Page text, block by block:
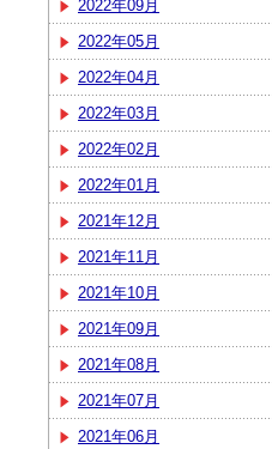
2022年09月
2022年05月
2022年04月
2022年03月
2022年02月
2022年01月
2021年12月
2021年11月
2021年10月
2021年09月
2021年08月
2021年07月
2021年06月